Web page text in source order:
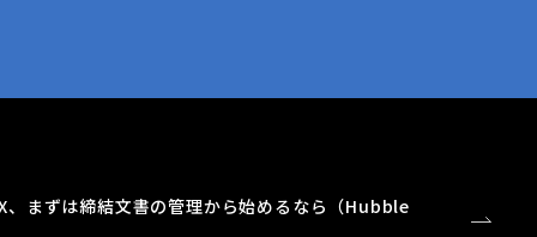
、まずは締結文書の管理から始めるなら（Hubble